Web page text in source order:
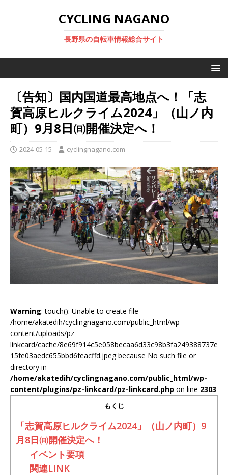
CYCLING NAGANO
長野県の自転車情報総合サイト
〔告知〕国内国道最高地点へ！「志
賀高原ヒルクライム2024」（山ノ内
町）9月8日㈰開催決定へ！
2024-05-15 cyclingnagano.com
Warning: touch(): Unable to create file
/home/akatedih/cyclingnagano.com/public_html/wp-
content/uploads/pz-
linkcard/cache/8e69f914c5e058becaa6d33c98b3fa249388737e
15fe03aedc655bbd6feacffd.jpeg because No such file or
directory in
/home/akatedih/cyclingnagano.com/public_html/wp-
content/plugins/pz-linkcard/pz-linkcard.php on line 2303
もくじ
「志賀高原ヒルクライム2024」（山ノ内町）9
月8日㈰開催決定へ！
イベント要項
関連LINK